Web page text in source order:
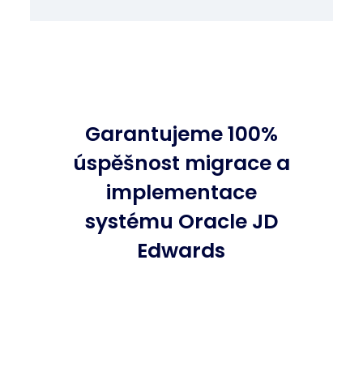
Garantujeme 100%
úspěšnost migrace a
implementace
systému Oracle JD
Edwards